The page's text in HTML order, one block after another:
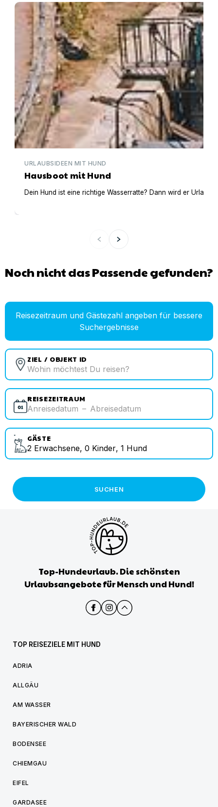
Hausboot mit Hund
URLAUBSIDEEN MIT HUND
Hausboot mit Hund
Dein Hund ist eine richtige Wasserratte? Dann wird er
Noch nicht das Passende gefunden?
Reisezeitraum und Gästezahl angeben für bessere
Suchergebnisse
ZIEL / OBJEKT ID
REISEZEITRAUM
Anreisedatum – Abreisedatum
GÄSTE
2 Erwachsene, 0 Kinder, 1 Hund
SUCHEN
Top-Hundeurlaub. Die schönsten
Urlaubsangebote für Mensch und Hund!
TOP REISEZIELE MIT HUND
ADRIA
ALLGÄU
AM WASSER
BAYERISCHER WALD
BODENSEE
CHIEMGAU
EIFEL
GARDASEE